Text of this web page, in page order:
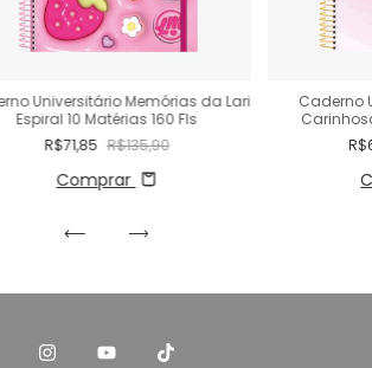
Universitário Memórias da Lari
Espiral 10 Matérias 160 Fls
R$71,85 R$135,90
Comprar
Caderno